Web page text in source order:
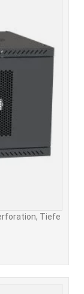
Tiefe